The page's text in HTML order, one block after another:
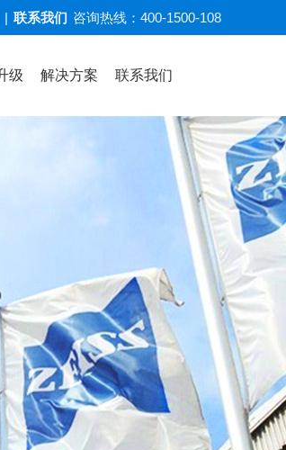
| 联系我们 咨询热线： 400-1500-108
级 解决方案 联系我们